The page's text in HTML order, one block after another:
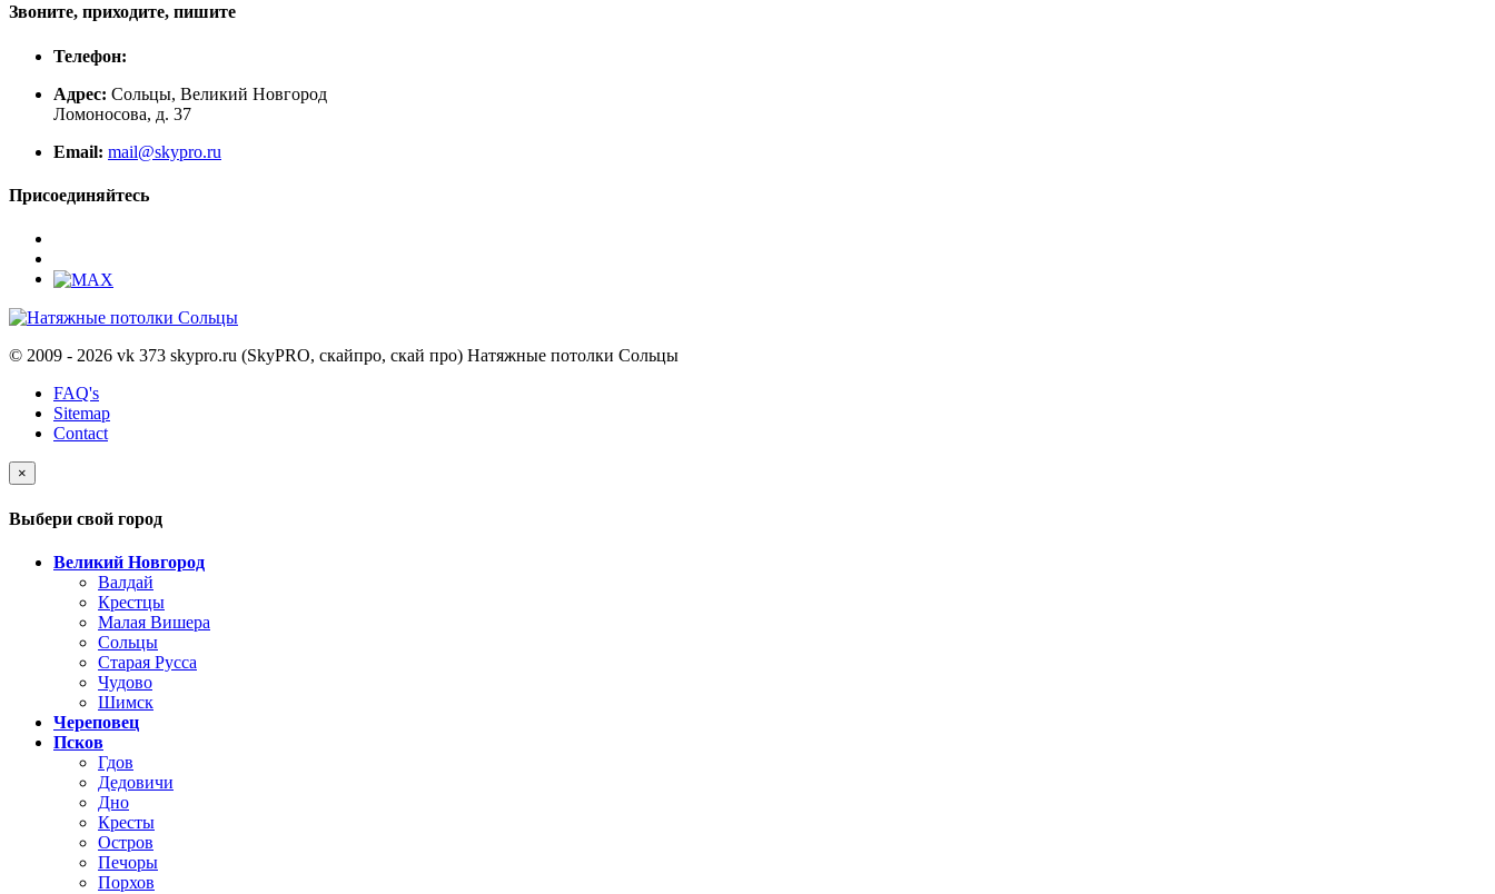
Звоните, приходите, пишите
Телефон:
Адрес: Сольцы, Великий Новгород
Ломоносова, д. 37
Email: mail@skypro.ru
Присоединяйтесь
© 2009 - 2026 vk 373 skypro.ru (SkyPRO, скайпро, скай про) Натяжные потолки Сольцы
FAQ's
Sitemap
Contact
×
Выбери свой город
Великий Новгород
Валдай
Крестцы
Малая Вишера
Сольцы
Старая Русса
Чудово
Шимск
Череповец
Псков
Гдов
Дедовичи
Дно
Кресты
Остров
Печоры
Порхов